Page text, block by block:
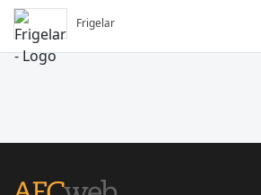
Frigelar